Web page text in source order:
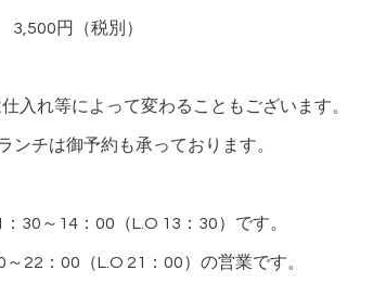
円（税別）
入れ等によって変わることもございます。
ンチは御予約も承っております。
30～14：00（L.O 13：30）です。
22：00（L.O 21：00）の営業です。